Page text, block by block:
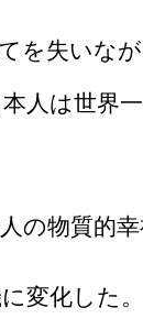
を失いな
人は世界
の物質的
変化した